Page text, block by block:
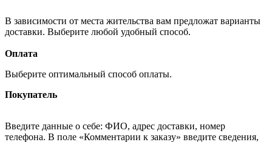
В зависимости от места жительства вам предложат варианты
доставки. Выберите любой удобный способ.
Оплата
Выберите оптимальный способ оплаты.
Покупатель
Введите данные о себе: ФИО, адрес доставки, номер
телефона. В поле «Комментарии к заказу» введите сведения,